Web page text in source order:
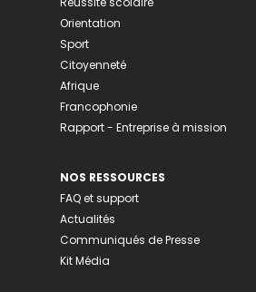
Orientation
Sport
Citoyenneté
Afrique
Francophonie
Rapport - Entreprise à mission
NOS RESSOURCES
FAQ et support
Actualités
Communiqués de Presse
Kit Média